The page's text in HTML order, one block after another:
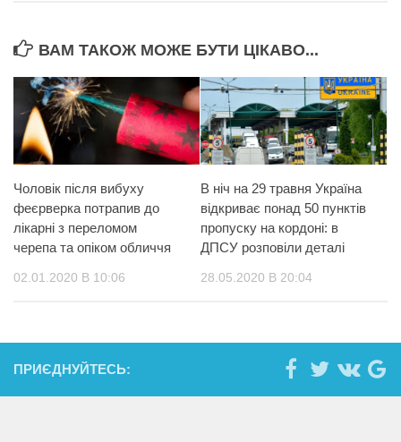
ВАМ ТАКОЖ МОЖЕ БУТИ ЦІКАВО...
Чоловік після вибуху
феєрверка потрапив до
лікарні з переломом
черепа та опіком обличчя
02.01.2020 В 10:06
В ніч на 29 травня Україна
відкриває понад 50 пунктів
пропуску на кордоні: в
ДПСУ розповіли деталі
28.05.2020 В 20:04
ПРИЄДНУЙТЕСЬ: